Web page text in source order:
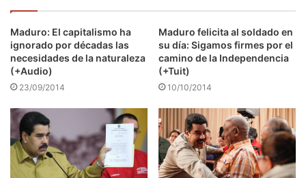
Maduro: El capitalismo ha
ignorado por décadas las
necesidades de la naturaleza
(+Audio)
23/09/2014
Maduro felicita al soldado en
su día: Sigamos firmes por el
camino de la Independencia
(+Tuit)
10/10/2014